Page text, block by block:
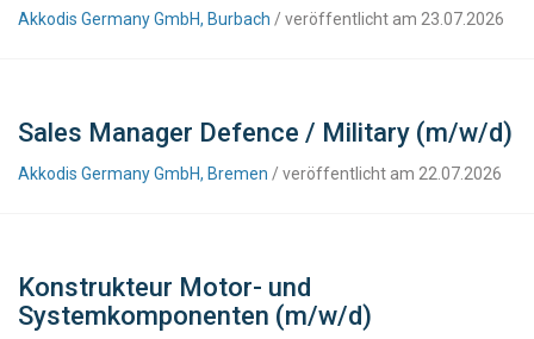
Akkodis Germany GmbH, Burbach / veröffentlicht am 23.07.2026
Sales Manager Defence / Military (m/w/d)
Akkodis Germany GmbH, Bremen / veröffentlicht am 22.07.2026
Konstrukteur Motor- und
Systemkomponenten (m/w/d)